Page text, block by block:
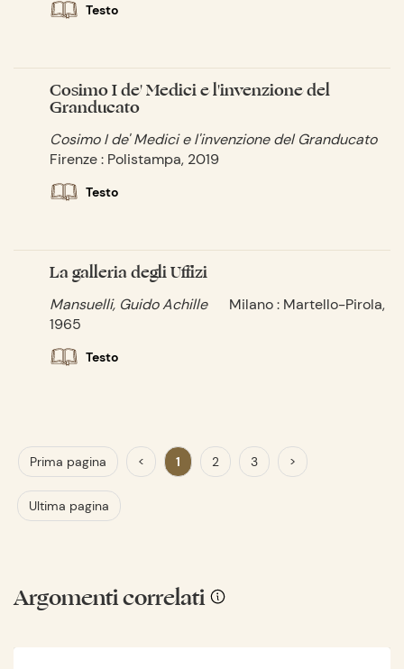
Testo
Cosimo I de' Medici e l'invenzione del
Granducato
Cosimo I de' Medici e l'invenzione del Granducato
Firenze : Polistampa, 2019
Testo
La galleria degli Uffizi
Mansuelli, Guido Achille
Milano : Martello-Pirola,
1965
Testo
Prima pagina < 1 2 3 >
Ultima pagina
Argomenti correlati